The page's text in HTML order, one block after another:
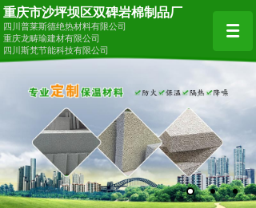
四川普莱斯德绝热材料有限公司
重庆龙畴瑜建材有限公司
四川斯梵节能科技有限公司
重庆市沙坪坝区双碑岩棉制品厂